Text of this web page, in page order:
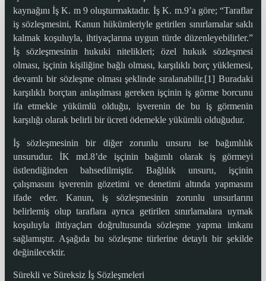
kaynağını İş K. m 9 oluşturmaktadır. İş K. m.9’a göre; “Taraflar
iş sözleşmesini, Kanun hükümleriyle getirilen sınırlamalar saklı
kalmak koşuluyla, ihtiyaçlarına uygun türde düzenleyebilirler.”
İş sözleşmesinin hukuki nitelikleri; özel hukuk sözleşmesi
olması, işçinin kişiliğine bağlı olması, karşılıklı borç yüklemesi,
devamlı bir sözleşme olması şeklinde sıralanabilir.[1] Buradaki
karşılıklı borçtan anlaşılması gereken işçinin iş görme borcunu
ifa etmekle yükümlü olduğu, işverenin de bu iş görmenin
karşılığı olarak belirli bir ücreti ödemekle yükümlü olduğudur.
İş sözleşmesinin bir diğer zorunlu unsuru ise bağımlılık
unsurudur. İK md.8’de işçinin bağımlı olarak iş görmeyi
üstlendiğinden bahsedilmiştir. Bağlılık unsuru, işçinin
çalışmasını işverenin gözetimi ve denetimi altında yapmasını
ifade eder. Kanun, iş sözleşmesinin zorunlu unsurlarını
belirlemiş olup taraflara ayrıca getirilen sınırlamalara uymak
koşuluyla ihtiyaçları doğrultusunda sözleşme yapma imkanı
sağlamıştır. Aşağıda bu sözleşme türlerine detaylı bir şekilde
değinilecektir.
Sürekli ve Süreksiz İş Sözleşmeleri